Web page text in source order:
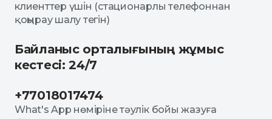
клиенттер үшін (стационарлы телефоннан
қоңырау шалу тегін)
Байланыс орталығының жұмыс
кестесі: 24/7
+77018017474
What's App нөміріне тәулік бойы жазуға